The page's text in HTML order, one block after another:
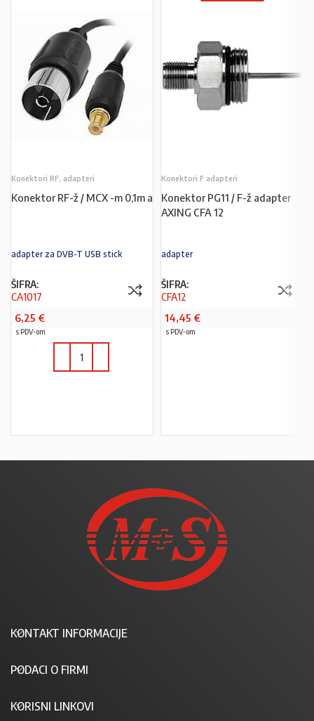
Konektori RF, adapteri
Konektor RF-ž / MCX -m 0,1m a
adapter za DVB-T USB stick
ŠIFRA:
CA1017
6,25 €
s PDV-om
Konektori F adapteri
Konektor PG11 / F-ž adapter
AXING CFA 12
adapter
ŠIFRA:
CFA12
14,45 €
s PDV-om
KONTAKT INFORMACIJE
PODACI O FIRMI
KORISNI LINKOVI